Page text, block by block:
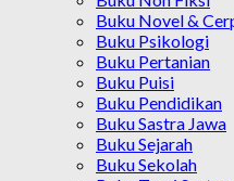
Buku Novel &
Buku Psikologi
Buku Pertanian
Buku Puisi
Buku Pendidikan
Buku Sastra Jawa
Buku Sejarah
Buku Sekolah